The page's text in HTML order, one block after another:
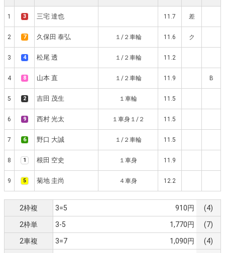
1 3 三宅 達也 11.7 差
2 7 久保田 泰弘 １/２車輪 11.6 ク
3 4 松尾 透 １/２車輪 11.2
4 8 山本 直 １/２車輪 11.9 B
5 2 吉田 茂生 １車輪 11.5
6 9 西村 光太 １車身１/２ 11.5
7 6 野口 大誠 １/２車輪 11.5
8 1 根田 空史 １車身 11.9
9 5 菊地 圭尚 ４車身 12.2
2枠複 3=5 910円 (4)
2枠単 3-5 1,770円 (7)
2車複 3=7 1,090円 (4)